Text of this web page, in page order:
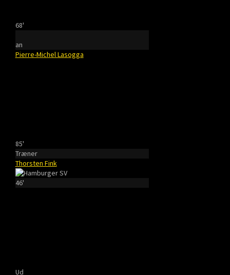
68'
an
Pierre-Michel Lasogga
85'
Træner
Thorsten Fink
46'
Ud